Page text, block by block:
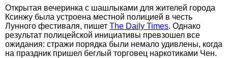
Открытая вечеринка с шашлыками для жителей города
Ксинжу была устроена местной полицией в честь
Лунного фестиваля, пишет The Daily Times. Однако
результат полицейской инициативы превзошел все
ожидания: стражи порядка были немало удивлены, когда
на праздник пришел беглый торговец наркотиками Чен.